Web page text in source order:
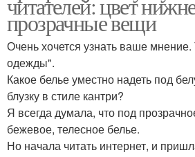
прозрачные вещи
Очень хочется узнать ваше мнение.
одежды".
Какое белье уместно надеть под
блузку в стиле кантри?
Я всегда думала, что под
бежевое, телесное белье.
Но начала читать интернет, и